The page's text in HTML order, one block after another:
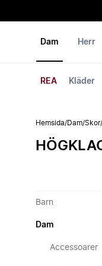
Dam
REA Kläder
Herr
Hemsida/Dam/Skor/
Barn
Dam
Accessoarer